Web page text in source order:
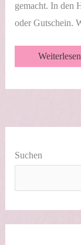
gemacht. In den
oder Gutschein.
als
Suchen